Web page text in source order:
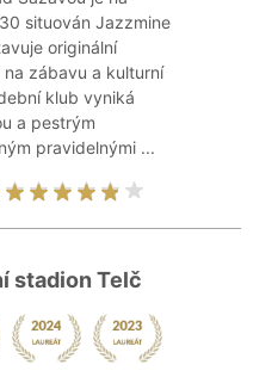
situován Jazzmine
originální
zábavu a kulturní
klub vyniká
a pestrým
pravidelnými ...
stadion Telč